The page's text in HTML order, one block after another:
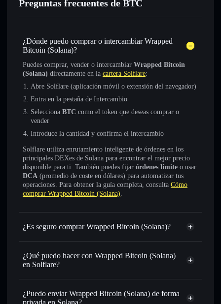
Preguntas frecuentes de BTC
¿Dónde puedo comprar o intercambiar Wrapped
Bitcoin (Solana)?
Puedes comprar, vender o intercambiar Wrapped Bitcoin
(Solana) directamente en la cartera Solflare:
Abre Solflare (aplicación móvil o extensión del navegador)
Entra en la pestaña de Intercambio
Selecciona BTC como el token que deseas comprar o
vender
Introduce la cantidad y confirma el intercambio
Solflare utiliza enrutamiento inteligente de órdenes en los
principales DEXes de Solana para encontrar el mejor precio
disponible para ti. También puedes fijar órdenes límite o usar
DCA (promedio de coste en dólares) para automatizar tus
operaciones. Para obtener la guía completa, consulta Cómo
comprar Wrapped Bitcoin (Solana).
¿Es seguro comprar Wrapped Bitcoin (Solana)?
Wrapped Bitcoin (Solana) no está verificado
¿Qué puedo hacer con Wrapped Bitcoin (Solana)
en Solflare?
Wrapped Bitcoin (Solana) cartera de Solflare
Intercambiar al instante
¿Puedo enviar Wrapped Bitcoin (Solana) de forma
privada en Solana?